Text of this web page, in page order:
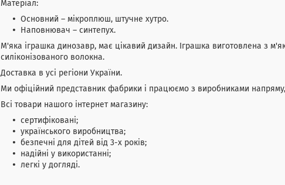
Матеріал:
Основний – мікроплюш, штучне хутро.
Наповнювач – синтепух.
М'яка іграшка динозавр, має цікавий дизайн. Іграшка виготовлена з
силіконізованого волокна.
Доставка в усі регіони України.
Ми офіційний представник фабрики і працюємо з виробниками
Всі товари нашого інтернет магазину:
сертифіковані;
українського виробництва;
безпечні для дітей від 3-х років;
надійні у використанні;
легкі у догляді.